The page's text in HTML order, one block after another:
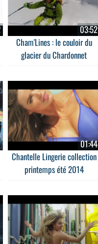
03:52
Cham'Lines : le couloir du
glacier du Chardonnet
01:44
Chantelle Lingerie collection
printemps été 2014